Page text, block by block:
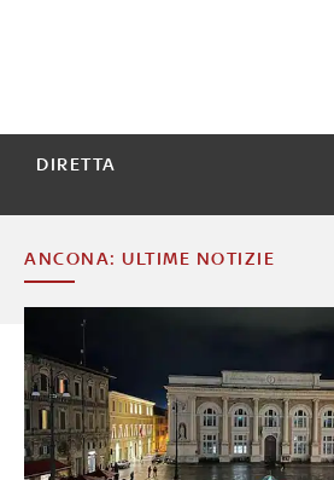
DIRETTA
ANCONA: ULTIME NOTIZIE